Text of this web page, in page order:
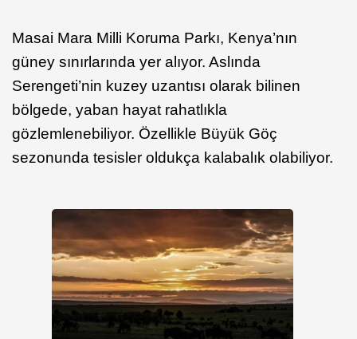
Masai Mara Milli Koruma Parkı, Kenya’nın
güney sınırlarında yer alıyor. Aslında
Serengeti’nin kuzey uzantısı olarak bilinen
bölgede, yaban hayat rahatlıkla
gözlemlenebiliyor. Özellikle Büyük Göç
sezonunda tesisler oldukça kalabalık olabiliyor.